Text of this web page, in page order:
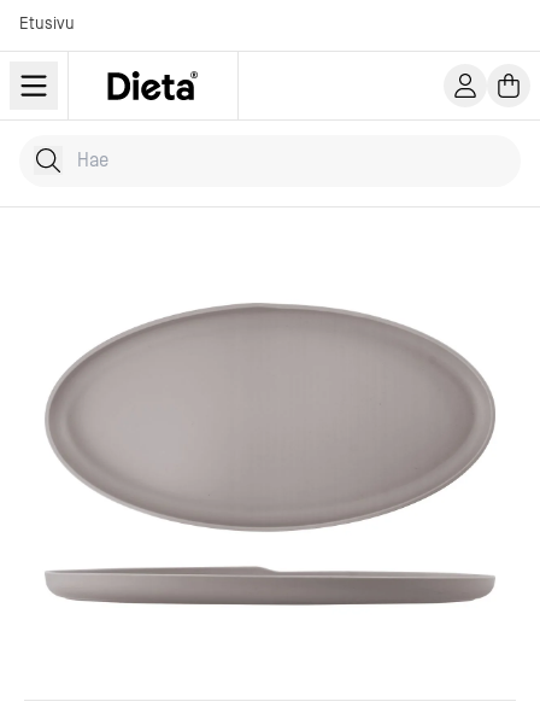
Etusivu
Hae tuotteita
Kirjoita hakusana...